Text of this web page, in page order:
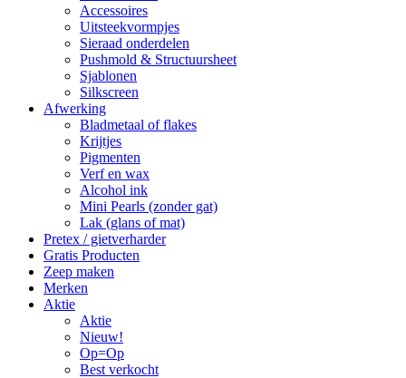
Accessoires
Uitsteekvormpjes
Sieraad onderdelen
Pushmold & Structuursheet
Sjablonen
Silkscreen
Afwerking
Bladmetaal of flakes
Krijtjes
Pigmenten
Verf en wax
Alcohol ink
Mini Pearls (zonder gat)
Lak (glans of mat)
Pretex / gietverharder
Gratis Producten
Zeep maken
Merken
Aktie
Aktie
Nieuw!
Op=Op
Best verkocht